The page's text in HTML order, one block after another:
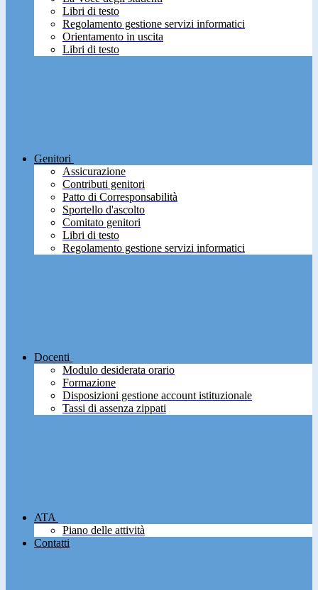
Libri di testo
Regolamento gestione servizi informatici
Orientamento in uscita
Libri di testo
Genitori
Assicurazione
Contributi genitori
Patto di Corresponsabilità
Sportello d'ascolto
Comitato genitori
Libri di testo
Regolamento gestione servizi informatici
Docenti
Modulo desiderata orario
Formazione
Disposizioni gestione account istituzionale
Tassi di assenza zippati
ATA
Piano delle attività
Contatti